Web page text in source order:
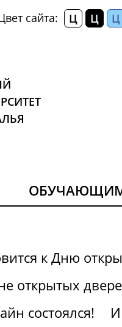
сайта: Ц Ц Ц
к Дню
открытых
состоялся!